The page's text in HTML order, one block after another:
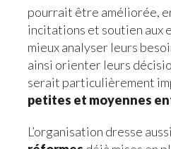
pourrait être améliorée,
incitations et soutien aux
mieux analyser leurs
ainsi orienter leurs
serait particulièrement
petites et moyennes
L’organisation dresse